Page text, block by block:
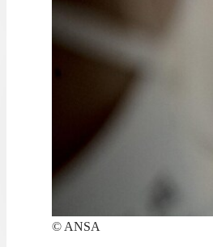
© ANSA